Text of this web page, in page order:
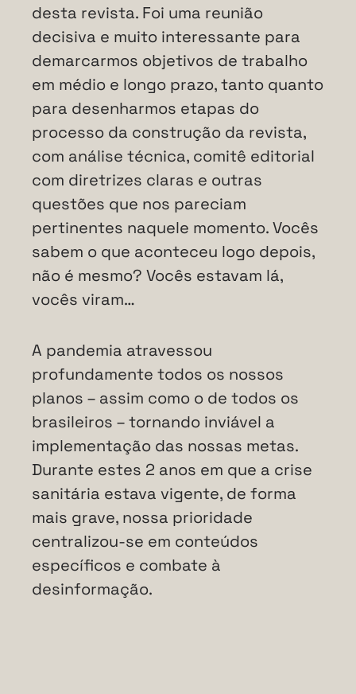
desta revista. Foi uma reunião
decisiva e muito interessante para
demarcarmos objetivos de trabalho
em médio e longo prazo, tanto quanto
para desenharmos etapas do
processo da construção da revista,
com análise técnica, comitê editorial
com diretrizes claras e outras
questões que nos pareciam
pertinentes naquele momento. Vocês
sabem o que aconteceu logo depois,
não é mesmo? Vocês estavam lá,
vocês viram…
A pandemia atravessou
profundamente todos os nossos
planos – assim como o de todos os
brasileiros – tornando inviável a
implementação das nossas metas.
Durante estes 2 anos em que a crise
sanitária estava vigente, de forma
mais grave, nossa prioridade
centralizou-se em conteúdos
específicos e combate à
desinformação.